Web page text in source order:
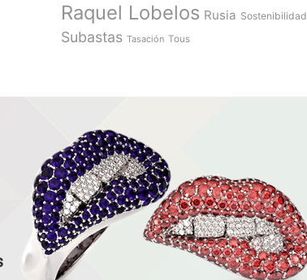
Raquel Lobelos Rusia Sostenibilidad
Subastas Tasación Tous